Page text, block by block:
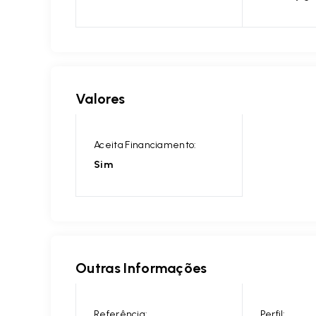
Valores
Aceita Financiamento:
Sim
Outras Informações